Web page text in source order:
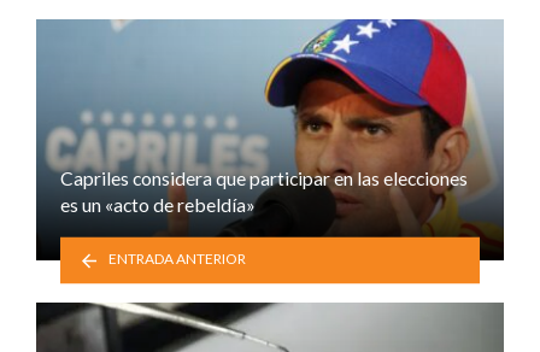
Capriles considera que participar en las elecciones
es un «acto de rebeldía»
ENTRADA ANTERIOR